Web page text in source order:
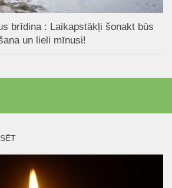
brīdina : Laikapstākļi šonakt būs
un lieli mīnusi!